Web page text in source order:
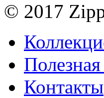
© 2017
Контакты